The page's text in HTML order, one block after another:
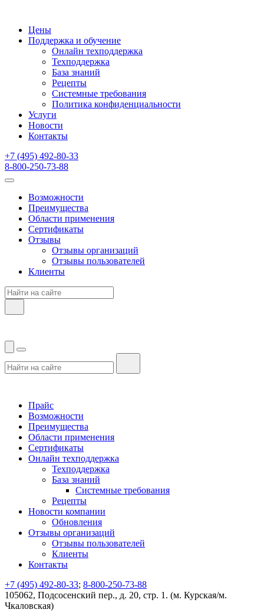
Цены
Поддержка и обучение
Онлайн техподдержка
Техподдержка
База знаний
Рецепты
Системные требования
Политика конфиденциальности
Услуги
Новости
Контакты
+7 (495) 492-80-33
8-800-250-73-88
Возможности
Преимущества
Области применения
Сертификаты
Отзывы
Отзывы организаций
Отзывы пользователей
Клиенты
Прайс
Возможности
Преимущества
Области применения
Сертификаты
Онлайн техподдержка
Техподдержка
База знаний
Системные требования
Рецепты
Новости компании
Обновления
Отзывы организаций
Отзывы пользователей
Клиенты
Контакты
+7 (495) 492-80-33; 8-800-250-73-88
105062, Подсосенский пер., д. 20, стр. 1. (м. Курская/м.
Чкаловская)